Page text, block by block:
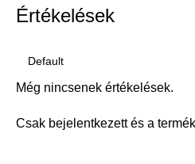
Értékelések
Még nincsenek értékelések.
Csak bejelentkezett és a